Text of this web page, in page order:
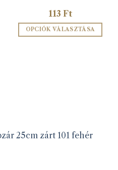
113 Ft
OPCIÓK VÁLASZTÁSA
termékoldalon
25cm zárt 101 fehér